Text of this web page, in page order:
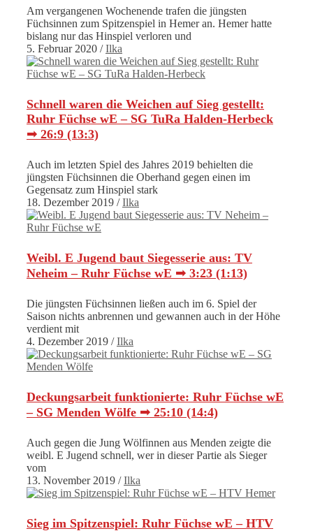
Am vergangenen Wochenende trafen die jüngsten
Füchsinnen zum Spitzenspiel in Hemer an. Hemer hatte
bislang nur das Hinspiel verloren und
5. Februar 2020 /Ilka
Schnell waren die Weichen auf Sieg gestellt:
Ruhr Füchse wE – SG TuRa Halden-Herbeck
➟ 26:9 (13:3)
Auch im letzten Spiel des Jahres 2019 behielten die
jüngsten Füchsinnen die Oberhand gegen einen im
Gegensatz zum Hinspiel stark
18. Dezember 2019 /Ilka
Weibl. E Jugend baut Siegesserie aus: TV
Neheim – Ruhr Füchse wE ➟ 3:23 (1:13)
Die jüngsten Füchsinnen ließen auch im 6. Spiel der
Saison nichts anbrennen und gewannen auch in der Höhe
verdient mit
4. Dezember 2019 /Ilka
Deckungsarbeit funktionierte: Ruhr Füchse wE
– SG Menden Wölfe ➟ 25:10 (14:4)
Auch gegen die Jung Wölfinnen aus Menden zeigte die
weibl. E Jugend schnell, wer in dieser Partie als Sieger
vom
13. November 2019 /Ilka
Sieg im Spitzenspiel: Ruhr Füchse wE – HTV